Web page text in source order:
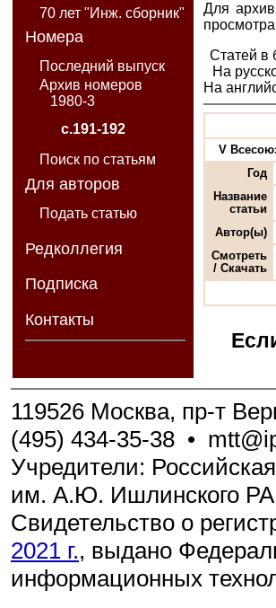
70 лет "Инж. сборник"
Номера
Последний выпуск
Архив номеров
1980-3
с.191-192
Поиск по статьям
Для авторов
Подать статью
Редколлегия
Подписка
Контакты
Для
Статей в
На
На
V
Год
Название
статьи
Автор(ы)
Смотреть
/ Скачать
119526 Москва, пр-т
(495) 434-35-38 •
Учредители:
им. А.Ю. Ишлинского
Свидетельство о
2021 г., выдано
информационных